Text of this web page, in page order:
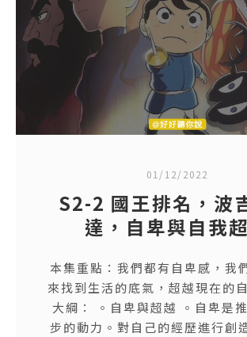
01/12/2022
S2-2 國王排名，波
達，自卑與自我
本集重點：我們都有自卑感，我
來找到生活的底氣，超越現在的
大綱： 。自卑與超越 。自卑是
步的動力。對自己的經歷進行創